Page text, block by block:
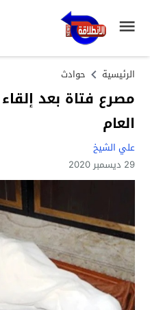
الرئيسية حوادث
مصرع فتاة بعد
العام
علي الشيخ
29 ديسمبر 2020